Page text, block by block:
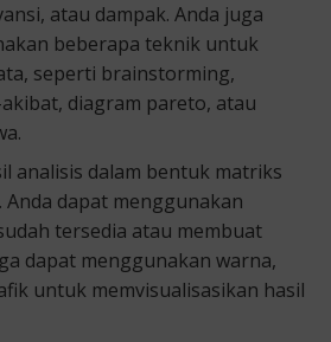
atau dampak. Anda juga
beberapa teknik untuk
seperti brainstorming,
diagram pareto, atau
analisis dalam bentuk matriks
Anda dapat menggunakan
tersedia atau membuat
dapat menggunakan warna,
untuk memvisualisasikan hasil